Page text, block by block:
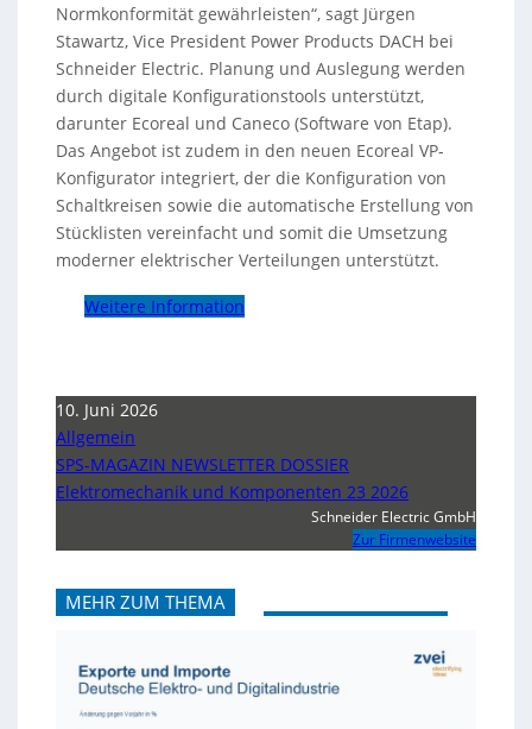
Normkonformität gewährleisten“, sagt Jürgen
Stawartz, Vice President Power Products DACH bei
Schneider Electric. Planung und Auslegung werden
durch digitale Konfigurationstools unterstützt,
darunter Ecoreal und Caneco (Software von Etap).
Das Angebot ist zudem in den neuen Ecoreal VP-
Konfigurator integriert, der die Konfiguration von
Schaltkreisen sowie die automatische Erstellung von
Stücklisten vereinfacht und somit die Umsetzung
moderner elektrischer Verteilungen unterstützt.
Weitere Information
10. Juni 2026
Allgemein
SPS-MAGAZIN NEWSLETTER DOSSIER
Elektromechanik und Komponenten 23 2026
Schneider Electric GmbH
Zur Firmenwebsite
MEHR ZUM THEMA